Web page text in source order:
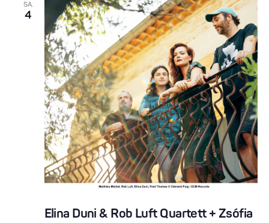
SA.
4
Elina Duni & Rob Luft Quartett + Zsófia